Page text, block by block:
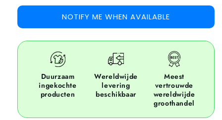
NOTIFY ME WHEN AVAILABLE
Duurzaam
ingekochte
producten
Wereldwijde
levering
beschikbaar
Meest
vertrouwde
wereldwijde
groothandel